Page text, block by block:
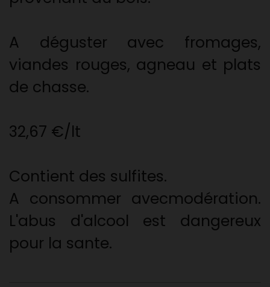
A déguster avec fromages,
viandes rouges, agneau et plats
de chasse.
32,67 €/lt
Contient des sulfites.
A consommer avecmodération.
L'abus d'alcool est dangereux
pour la sante.